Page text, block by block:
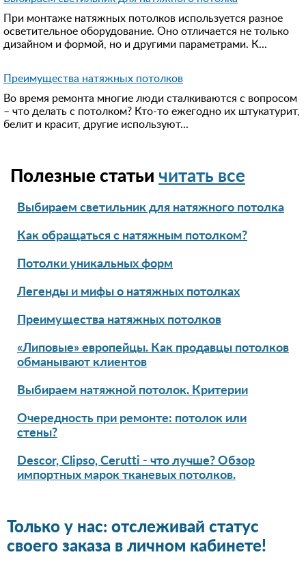
При монтаже натяжных потолков используется разное
осветительное оборудование. Оно отличается не только
дизайном и формой, но и другими параметрами. К...
Преимущества натяжных потолков
Во время ремонта многие люди сталкиваются с вопросом
– что делать с потолком? Кто-то ежегодно их штукатурит,
белит и красит, другие используют...
Полезные статьи читать все
Выбираем светильник для натяжного потолка
Как обращаться с натяжным потолком?
Потолки уникальных форм
Легенды и мифы о натяжных потолках
Преимущества натяжных потолков
«Липовые» европейцы. Как продавцы потолков
обманывают клиентов
Выбираем натяжной потолок. Критерии
Очередность при ремонте: потолок или
стены?
Descor, Clipso, Cerutti - что лучше? Обзор
импортных марок тканевых потолков.
Только у нас: отслеживай статус
своего заказа в личном кабинете!